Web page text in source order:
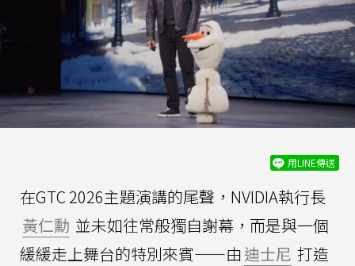
用LINE傳送
在GTC 2026主題演講的尾聲，NVIDIA執行長
黃仁勳 並未如往常般獨自謝幕，而是與一個
緩緩走上舞台的特別來賓——由迪士尼 打造